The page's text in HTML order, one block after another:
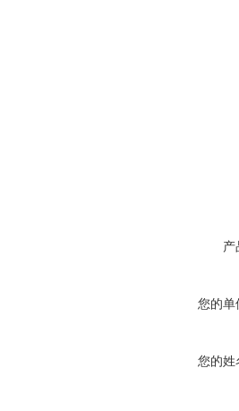
产
您的单
您的姓